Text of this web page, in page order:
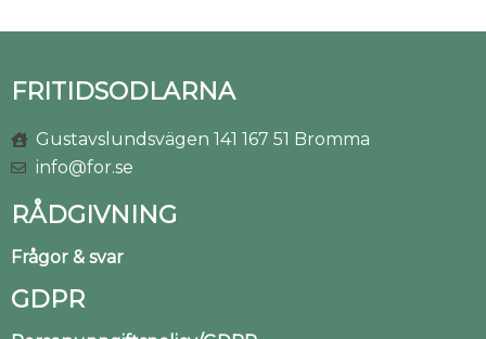
FRITIDSODLARNA
Gustavslundsvägen 141 167 51 Bromma
info@for.se
RÅDGIVNING
Frågor & svar
GDPR